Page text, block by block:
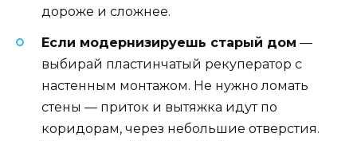
дороже и сложнее.
Если модернизируешь старый дом —
выбирай пластинчатый рекуператор с
настенным монтажом. Не нужно ломать
стены — приток и вытяжка идут по
коридорам, через небольшие отверстия.